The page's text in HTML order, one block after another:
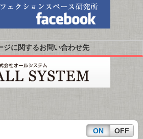
ジに関するお問い合わせ先
ON OFF